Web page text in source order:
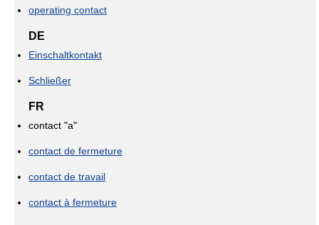
operating contact
DE
Einschaltkontakt
Schließer
FR
contact "a"
contact de fermeture
contact de travail
contact à fermeture